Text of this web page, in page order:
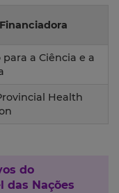
a Ciência e a
Health
do
das Nações